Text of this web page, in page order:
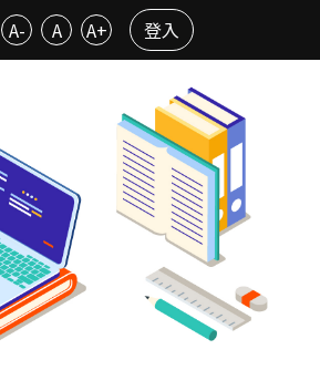
A- A A+ 登入